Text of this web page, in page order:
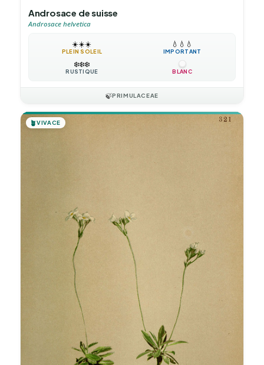
Androsace de suisse
Androsace helvetica
☀️☀️☀️
PLEIN SOLEIL
💧 💧 💧
IMPORTANT
❄️❄️❄️
RUSTIQUE BLANC
🍃PRIMULACEAE
🪴VIVACE